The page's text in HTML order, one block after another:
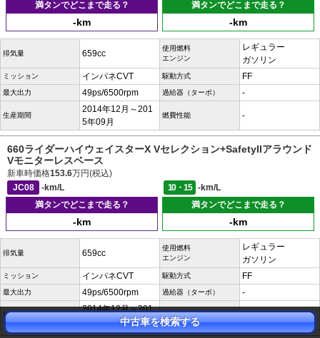
満タンでどこまで走る？
-km
満タンでどこまで走る？
-km
排気量 659cc
使用燃料
エンジン
レギュラー
ガソリン
ミッション インパネCVT 駆動方式 FF
最大出力 49ps/6500rpm 過給器（ターボ） -
生産期間
2014年12月～201
5年09月
燃費性能 -
660ライダーハイウェイスターX Vセレクション+SafetyIIアラウンド
Vモニターレスベース
新車時価格153.6万円(税込)
JC08
-km/L 10・15
-km/L
満タンでどこまで走る？
-km
満タンでどこまで走る？
-km
排気量 659cc
使用燃料
エンジン
レギュラー
ガソリン
ミッション インパネCVT 駆動方式 FF
最大出力 49ps/6500rpm 過給器（ターボ） -
生産期間
2014年12月～201
5年09月
燃費性能 -
中古車を検索する